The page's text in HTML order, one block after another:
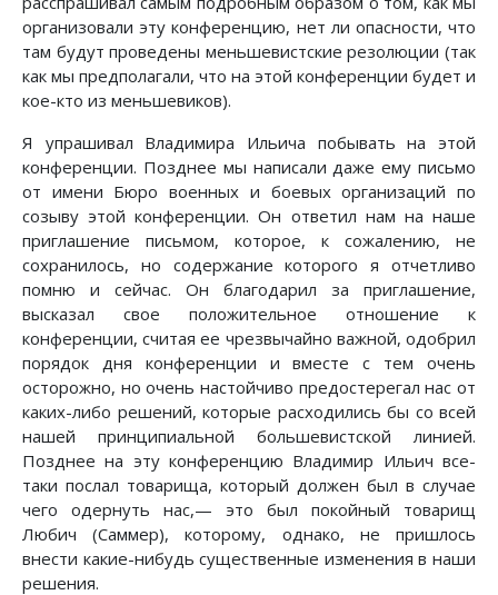
организовали эту конференцию, нет ли опасности, что
там будут проведены меньшевистские резолюции (так
как мы предполагали, что на этой конференции будет и
кое-кто из меньшевиков).
Я упрашивал Владимира Ильича побывать на этой
конференции. Позднее мы написали даже ему письмо
от имени Бюро военных и боевых организаций по
созыву этой конференции. Он ответил нам на наше
приглашение письмом, которое, к сожалению, не
сохранилось, но содержание которого я отчетливо
помню и сейчас. Он благодарил за приглашение,
высказал свое положительное отношение к
конференции, считая ее чрезвычайно важной, одобрил
порядок дня конференции и вместе с тем очень
осторожно, но очень настойчиво предостерегал нас от
каких-либо решений, которые расходились бы со всей
нашей принципиальной большевистской линией.
Позднее на эту конференцию Владимир Ильич все-
таки послал товарища, который должен был в случае
чего одернуть нас,— это был покойный товарищ
Любич (Саммер), которому, однако, не пришлось
внести какие-нибудь существенные изменения в наши
решения.